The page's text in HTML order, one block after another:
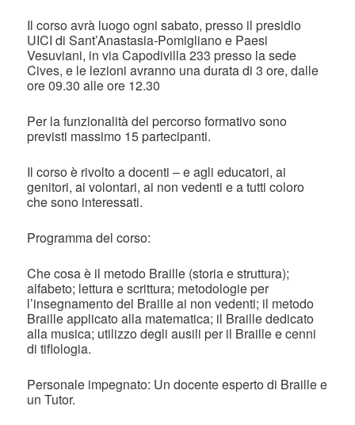
Il corso avrà luogo ogni sabato, presso il presidio
UICI di Sant’Anastasia-Pomigliano e Paesi
Vesuviani, in via Capodivilla 233 presso la sede
Cives, e le lezioni avranno una durata di 3 ore, dalle
ore 09.30 alle ore 12.30
Per la funzionalità del percorso formativo sono
previsti massimo 15 partecipanti.
Il corso è rivolto a docenti – e agli educatori, ai
genitori, ai volontari, ai non vedenti e a tutti coloro
che sono interessati.
Programma del corso:
Che cosa è il metodo Braille (storia e struttura);
alfabeto; lettura e scrittura; metodologie per
l’insegnamento del Braille ai non vedenti; il metodo
Braille applicato alla matematica; il Braille dedicato
alla musica; utilizzo degli ausili per il Braille e cenni
di tiflologia.
Personale impegnato: Un docente esperto di Braille e
un Tutor.